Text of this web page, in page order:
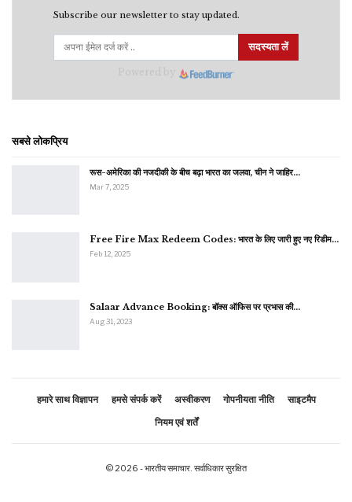
Subscribe our newsletter to stay updated.
सदस्यता लें
सबसे लोकप्रिय
रूस-अमेरिका की नजदीकी के बीच बढ़ा भारत का जलवा, चीन ने जाहिर…
Mar 7, 2025
Free Fire Max Redeem Codes: भारत के लिए जारी हुए नए रिडीम…
Feb 12, 2025
Salaar Advance Booking: बॉक्स ऑफिस पर प्रभास की…
Aug 31, 2023
हमारे साथ विज्ञापन हमसे संपर्क करें अस्वीकरण गोपनीयता नीति
साइटमैप
नियम एवं शर्तें
© 2026 - भारतीय समाचार. सर्वाधिकार सुरक्षित